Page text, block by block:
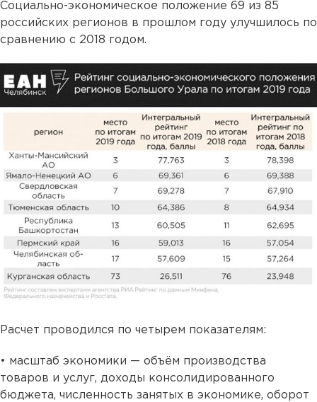
Социально-экономическое положение 69 из 85
российских регионов в прошлом году улучшилось по
сравнению с 2018 годом.
Расчет проводился по четырем показателям:
• масштаб экономики — объём производства
товаров и услуг, доходы консо­ли­ди­ро­ван­но­го
бюджета, численность занятых в экономике, оборот